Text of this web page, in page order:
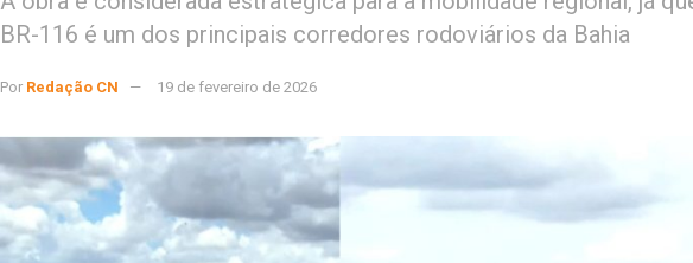
BR-116 é um dos principais corredores rodoviários da Bahia
Por Redação CN 19 de fevereiro de 2026